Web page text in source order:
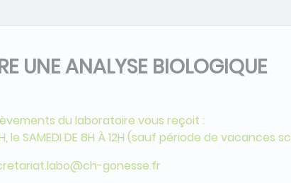
UNE ANALYSE BIOLOGIQUE
du laboratoire vous reçoit :
le SAMEDI DE 8H À 12H (sauf période de
gonesse.fr